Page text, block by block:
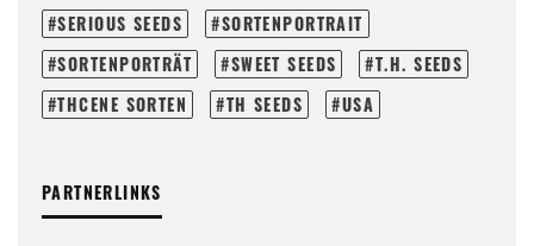
SERIOUS SEEDS
SORTENPORTRAIT
SORTENPORTRÄT
SWEET SEEDS
T.H. SEEDS
THCENE SORTEN
TH SEEDS USA
PARTNERLINKS